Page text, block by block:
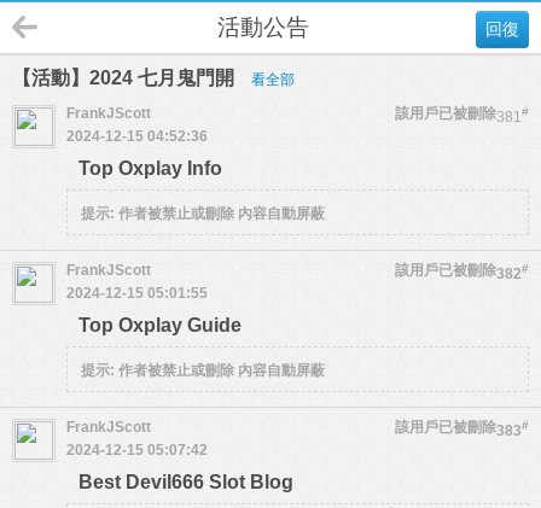
回復
活動公告
【活動】2024 七月鬼門開 看全部
381#
FrankJScott
該用戶已被刪除
2024-12-15 04:52:36
Top Oxplay Info
提示: 作者被禁止或刪除 內容自動屏蔽
382#
FrankJScott
該用戶已被刪除
2024-12-15 05:01:55
Top Oxplay Guide
提示: 作者被禁止或刪除 內容自動屏蔽
383#
FrankJScott
該用戶已被刪除
2024-12-15 05:07:42
Best Devil666 Slot Blog